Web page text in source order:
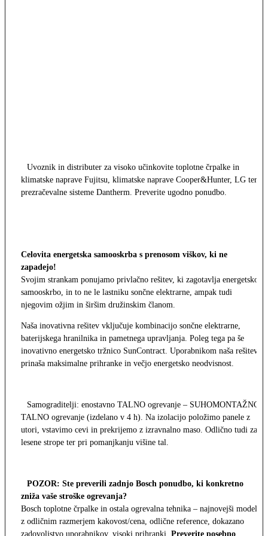
Uvoznik in distributer za visoko učinkovite toplotne črpalke in
klimatske naprave Fujitsu, klimatske naprave Cooper&Hunter, LG ter
prezračevalne sisteme Dantherm. Preverite ugodno ponudbo.
Celovita energetska samooskrba s prenosom viškov, ki ne
zapadejo!
Svojim strankam ponujamo privlačno rešitev, ki zagotavlja energetsko
samooskrbo, in to ne le lastniku sončne elektrarne, ampak tudi
njegovim ožjim in širšim družinskim članom.
Naša inovativna rešitev vključuje kombinacijo sončne elektrarne,
baterijskega hranilnika in pametnega upravljanja. Poleg tega pa še
inovativno energetsko tržnico SunContract. Uporabnikom naša rešitev
prinaša maksimalne prihranke in večjo energetsko neodvisnost.
Samograditelji: enostavno TALNO ogrevanje – SUHOMONTAŽNO
TALNO ogrevanje (izdelano v 4 h). Na izolacijo položimo panele z
utori, vstavimo cevi in prekrijemo z izravnalno maso. Odlično tudi za
lesene strope ter pri pomanjkanju višine tal.
POZOR: Ste preverili zadnjo Bosch ponudbo, ki konkretno
zniža vaše stroške ogrevanja?
Bosch toplotne črpalke in ostala ogrevalna tehnika – najnovejši modeli
z odličnim razmerjem kakovost/cena, odlične reference, dokazano
zadovoljstvo uporabnikov, visoki prihranki. Preverite posebno